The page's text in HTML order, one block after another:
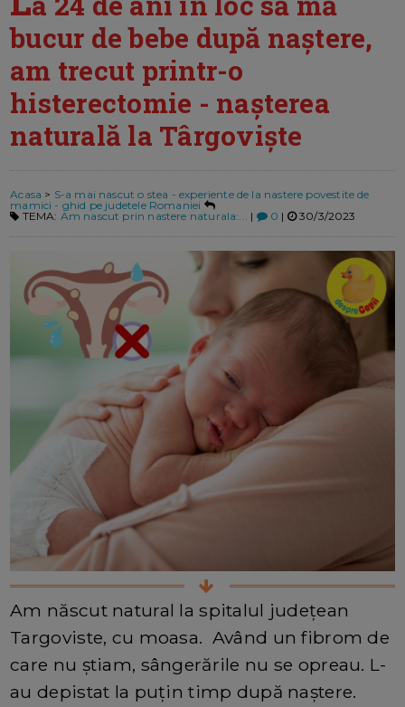
bucur de bebe după naștere,
am trecut printr-o
histerectomie - nașterea
naturală la Târgoviște
Acasa > S-a mai nascut o stea - experiente de la nastere povestite de
mamici - ghid pe judetele Romaniei
TEMA: Am nascut prin nastere naturala:... | 0 | 30/3/2023
Am născut natural la spitalul județean
Targoviste, cu moasa. Având un fibrom de
care nu știam, sângerările nu se opreau. L-
au depistat la puțin timp după naștere.